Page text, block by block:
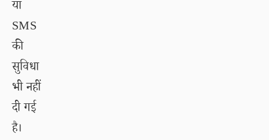
या
SMS
की
सुविधा
भी नहीं
दी गई
है।